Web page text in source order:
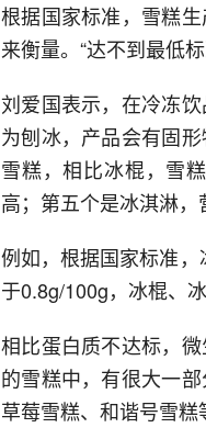
根据国家标准，雪糕
来衡量。“达不到最低
刘爱国表示，在冷冻
为刨冰，产品会有固
雪糕，相比冰棍，雪
高；第五个是冰淇淋，
例如，根据国家标准
于0.8g/100g，冰棍、
相比蛋白质不达标，
的雪糕中，有很大一
草莓雪糕、和谐号雪糕